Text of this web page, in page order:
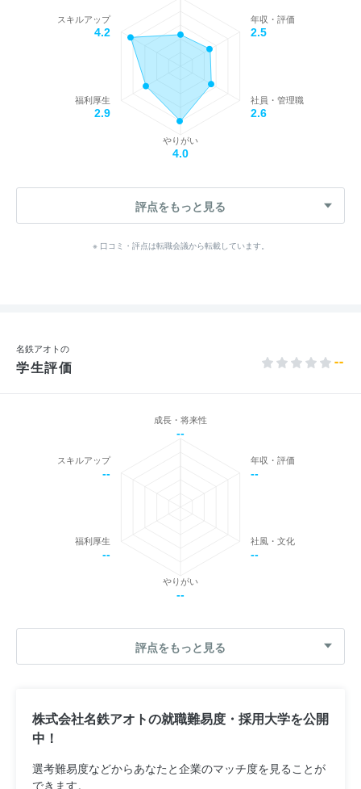
年収・評価
2.5
社員・管理職
2.6
やりがい
4.0
福利厚生
2.9
スキルアップ
4.2
評点をもっと見る
※ 口コミ・評点は転職会議から転載しています。
名鉄アオトの
学生評価 --
成長・将来性
--
年収・評価
--
社風・文化
--
やりがい
--
福利厚生
--
スキルアップ
--
評点をもっと見る
株式会社名鉄アオトの就職難易度・採用大学を公開
中！
選考難易度などからあなたと企業のマッチ度を見ることが
できます。